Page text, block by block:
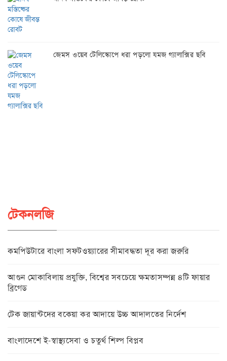
জেমস ওয়েব টেলিস্কোপে ধরা পড়লো যমজ গ্যালাক্সির ছবি
টেকনলজি
কমপিউটারে বাংলা সফটওয়্যারের সীমাবদ্ধতা দূর করা জরুরি
আগুন মোকাবিলায় প্রযুক্তি, বিশ্বের সবচেয়ে ক্ষমতাসম্পন্ন ৪টি ফায়ার
ব্রিগেড
টেক জায়ান্টদের বকেয়া কর আদায়ে উচ্চ আদালতের নির্দেশ
বাংলাদেশে ই-স্বাস্থ্যসেবা ও চতুর্থ শিল্প বিপ্লব